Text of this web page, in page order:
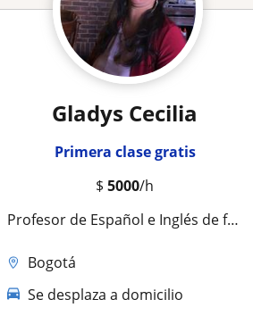
Gladys Cecilia
Primera clase gratis
$5000/h
Profesor de Español e Inglés de forma presencial
Bogotá
Se desplaza a domicilio